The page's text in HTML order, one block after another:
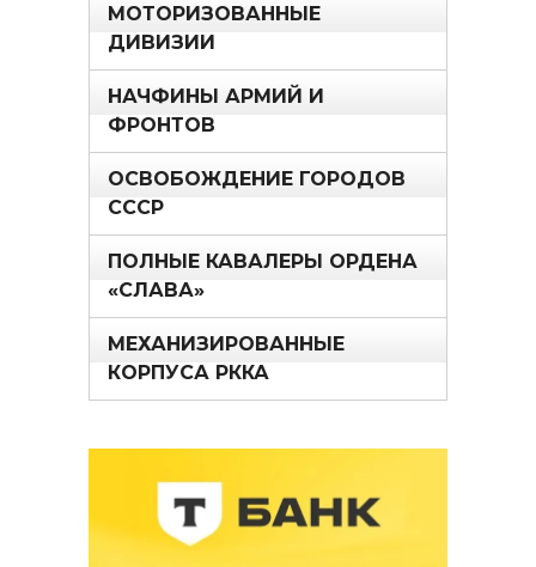
МОТОРИЗОВАННЫЕ
ДИВИЗИИ
НАЧФИНЫ АРМИЙ И
ФРОНТОВ
ОСВОБОЖДЕНИЕ ГОРОДОВ
СССР
ПОЛНЫЕ КАВАЛЕРЫ ОРДЕНА
«СЛАВА»
МЕХАНИЗИРОВАННЫЕ
КОРПУСА РККА